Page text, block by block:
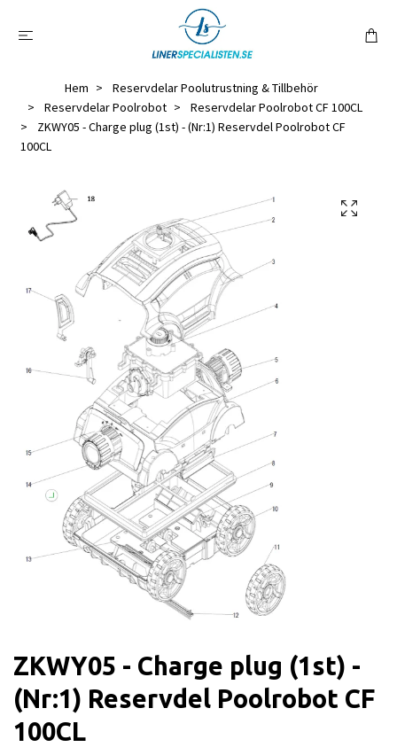
Hem
Reservdelar Poolutrustning & Tillbehör
Reservdelar Poolrobot
Reservdelar Poolrobot CF 100CL
ZKWY05 - Charge plug (1st) - (Nr:1) Reservdel Poolrobot CF
100CL
ZKWY05 - Charge plug (1st) -
(Nr:1) Reservdel Poolrobot CF
100CL